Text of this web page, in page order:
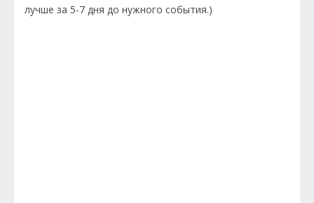
лучше за 5-7 дня до нужного события.)